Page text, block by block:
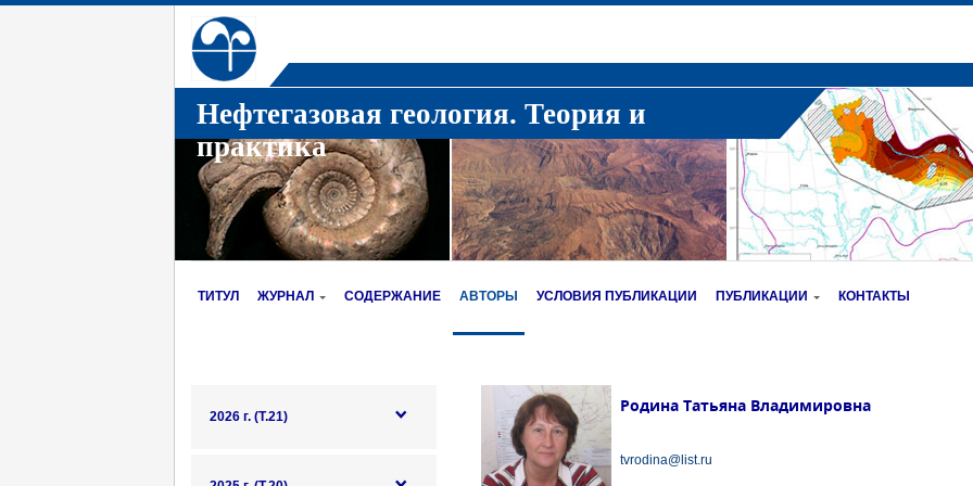
Нефтегазовая геология. Теория и
практика
ТИТУЛ ЖУРНАЛ СОДЕРЖАНИЕ АВТОРЫ УСЛОВИЯ ПУБЛИКАЦИИ ПУБЛИКАЦИИ КОНТАКТЫ
2026 г. (Т.21)
Родина Татьяна Владимировна
tvrodina@list.ru